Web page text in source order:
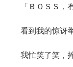
「ＢＯＳＳ，有
看到我的惊讶举
我忙笑了笑，掩